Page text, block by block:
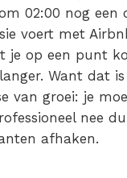
02:00 nog een
voert met
je op een punt
Want dat
van groei: je
nee
afhaken.